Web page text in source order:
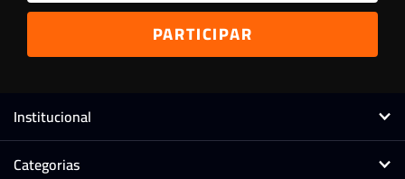
Institucional
Categorias